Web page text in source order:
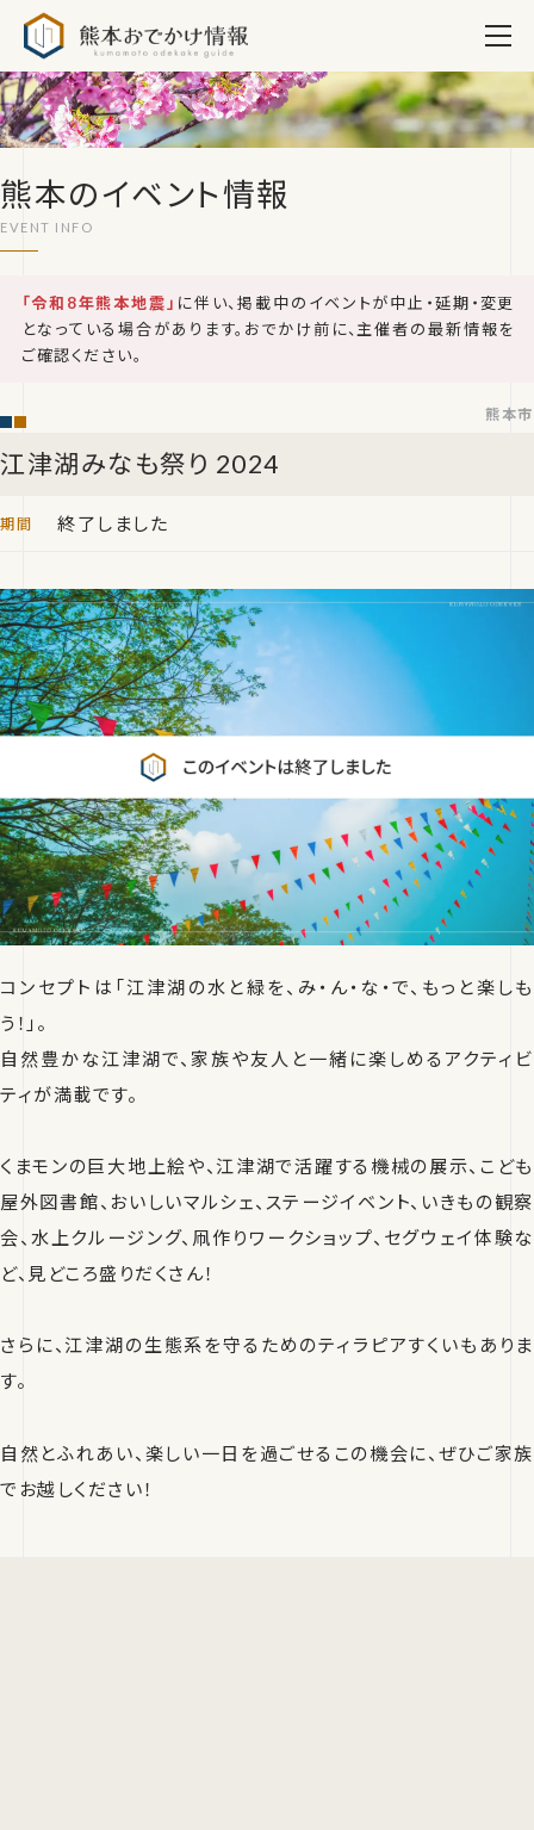
熊本のイベント情報
「令和8年熊本地震」 に伴い、掲載中のイベントが中止・延期・変更
となっている場合があります。おでかけ前に、主催者の最新情報を
ご確認ください。
江津湖みなも祭り 2024
熊本市
終了しました
コンセプトは「江津湖の水と緑を、み・ん・な・で、もっと楽しも
う！」。
自然豊かな江津湖で、家族や友人と一緒に楽しめるアクティビ
ティが満載です。
くまモンの巨大地上絵や、江津湖で活躍する機械の展示、こども
屋外図書館、おいしいマルシェ、ステージイベント、いきもの観察
会、水上クルージング、凧作りワークショップ、セグウェイ体験な
ど、見どころ盛りだくさん！
さらに、江津湖の生態系を守るためのティラピアすくいもありま
す。
自然とふれあい、楽しい一日を過ごせるこの機会に、ぜひご家族
でお越しください！